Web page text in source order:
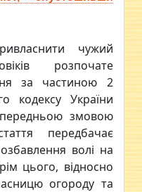
чужий
розпочате
за частиною 2
кодексу України
змовою
передбачає
волі на
цього, відносно
огороду та